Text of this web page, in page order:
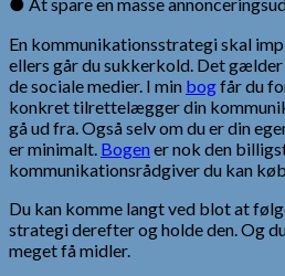
En kommunikationsstrategi skal
ellers går du sukkerkold. Det
de sociale medier. I min bogfår du
konkret tilrettelægger din
gå ud fra. Også selv om du er din
er minimalt. Bogen er nok den
kommunikationsrådgiver du kan
Du kan komme langt ved blot at
strategi derefter og holde den. Og
meget få midler.